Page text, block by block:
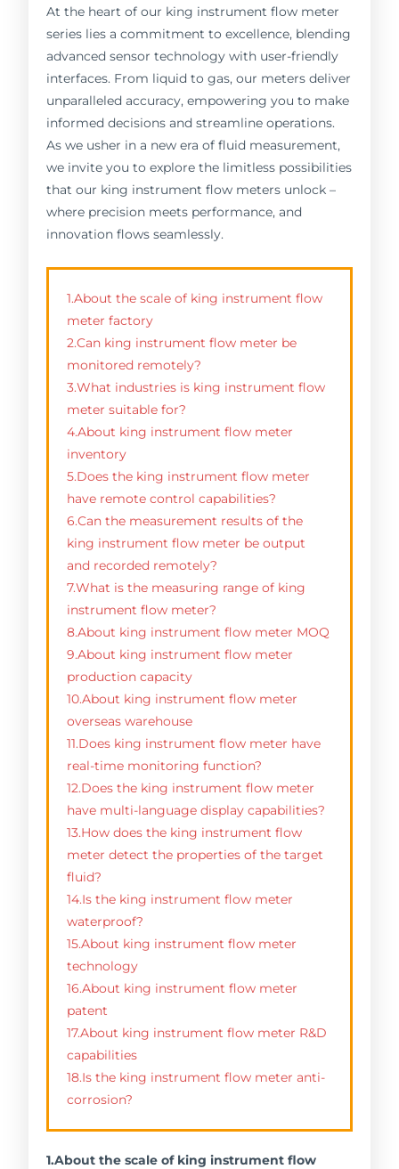
At the heart of our king instrument flow meter
series lies a commitment to excellence, blending
advanced sensor technology with user-friendly
interfaces. From liquid to gas, our meters deliver
unparalleled accuracy, empowering you to make
informed decisions and streamline operations.
As we usher in a new era of fluid measurement,
we invite you to explore the limitless possibilities
that our king instrument flow meters unlock –
where precision meets performance, and
innovation flows seamlessly.
1.About the scale of king instrument flow
meter factory
2.Can king instrument flow meter be
monitored remotely?
3.What industries is king instrument flow
meter suitable for?
4.About king instrument flow meter
inventory
5.Does the king instrument flow meter
have remote control capabilities?
6.Can the measurement results of the
king instrument flow meter be output
and recorded remotely?
7.What is the measuring range of king
instrument flow meter?
8.About king instrument flow meter MOQ
9.About king instrument flow meter
production capacity
10.About king instrument flow meter
overseas warehouse
11.Does king instrument flow meter have
real-time monitoring function?
12.Does the king instrument flow meter
have multi-language display capabilities?
13.How does the king instrument flow
meter detect the properties of the target
fluid?
14.Is the king instrument flow meter
waterproof?
15.About king instrument flow meter
technology
16.About king instrument flow meter
patent
17.About king instrument flow meter R&D
capabilities
18.Is the king instrument flow meter anti-
corrosion?
1.About the scale of king instrument flow